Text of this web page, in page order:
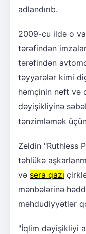
adlandırıb.
2009-cu ildə o
tərəfindən
tərəfindən
təyyarələr kimi
həmçinin neft və
dəyişikliyinə
tənzimləmək
Zeldin "Ruthless
təhlükə
və sera qazı
mənbələrinə
məhdudiyyətlər
"İqlim dəyişikliyi